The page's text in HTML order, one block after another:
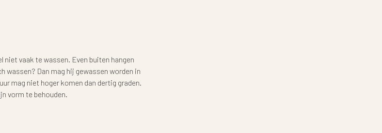
niet vaak te wassen. Even buiten hangen
wassen? Dan mag hij gewassen worden in
mag niet hoger komen dan dertig graden.
vorm te behouden.